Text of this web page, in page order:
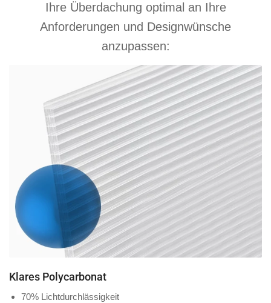
Ihre Überdachung optimal an Ihre
Anforderungen und Designwünsche
anzupassen:
Klares Polycarbonat
70% Lichtdurchlässigkeit